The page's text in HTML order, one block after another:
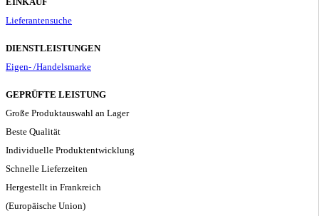
Lieferantensuche
DIENSTLEISTUNGEN
Eigen- /Handelsmarke
GEPRÜFTE LEISTUNG
Große Produktauswahl an Lager
Beste Qualität
Individuelle Produktentwicklung
Schnelle Lieferzeiten
Hergestellt in Frankreich
(Europäische Union)